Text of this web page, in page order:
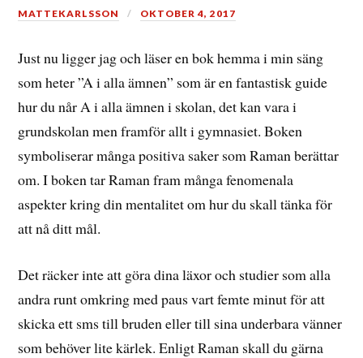
MATTEKARLSSON OKTOBER 4, 2017
Just nu ligger jag och läser en bok hemma i min säng
som heter ”A i alla ämnen” som är en fantastisk guide
hur du når A i alla ämnen i skolan, det kan vara i
grundskolan men framför allt i gymnasiet. Boken
symboliserar många positiva saker som Raman berättar
om. I boken tar Raman fram många fenomenala
aspekter kring din mentalitet om hur du skall tänka för
att nå ditt mål.
Det räcker inte att göra dina läxor och studier som alla
andra runt omkring med paus vart femte minut för att
skicka ett sms till bruden eller till sina underbara vänner
som behöver lite kärlek. Enligt Raman skall du gärna